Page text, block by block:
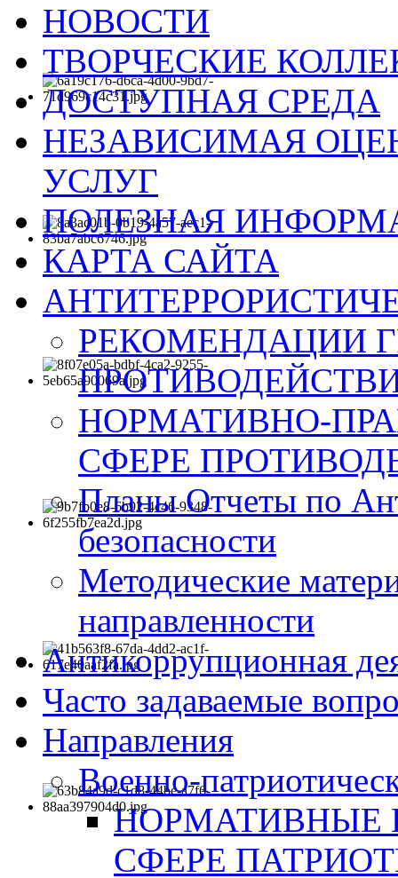
НОВОСТИ
ТВОРЧЕСКИЕ
ДОСТУПНАЯ СРЕДА
НЕЗАВИСИМАЯ
УСЛУГ
ПОЛЕЗНАЯ
КАРТА САЙТА
РЕКОМЕНДАЦИИ
НОРМАТИВНО-
СФЕРЕ
Планы Отчеты по
безопасности
Методические
направленности
Антикоррупционная
Часто задаваемые
Направления
Военно-
НОРМАТИВНЫЕ
СФЕРЕ